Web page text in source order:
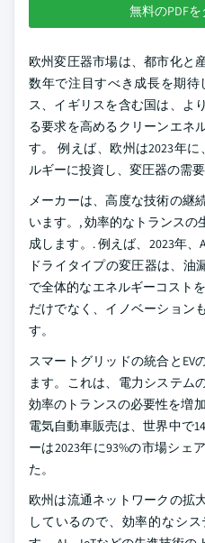
無料のPDF
欧州変圧器市場は、都市化と
数年で注目すべき成長を期
ス、イギリスを含む国は、よ
る要求を高めるクリーンエネ
す。 例えば、欧州は2023年
ルギーに投資し、変圧器の需
メーカーは、高度な技術の継
います。, 効率的なトランス
成します。. 例えば、2023年、
ドライタイプの変圧器は、油
で全体的なエネルギーコスト
だけでなく、イノベーション
す。
スマートグリッドの統合とEV
ます。これは、電力システム
効率のトランスの必要性を増
電気自動車販売は、世界中で
ーは2023年に93%の市場シェ
た。
欧州は流通ネットワークの拡
しているので、効率的なシ